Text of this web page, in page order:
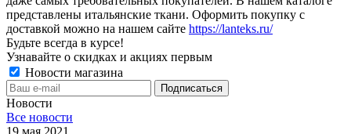
представлены итальянские ткани. Оформить покупку с
доставкой можно на нашем сайте https://lanteks.ru/
Будьте всегда в курсе!
Узнавайте о скидках и акциях первым
Новости магазина
Новости
Все новости
19 мая 2021